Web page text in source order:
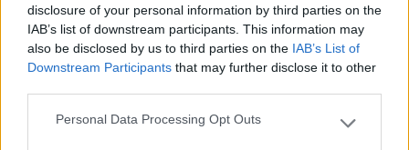
disclosure of your personal information by third parties on the
IAB’s list of downstream participants. This information may
also be disclosed by us to third parties on the IAB’s List of
Downstream Participants that may further disclose it to other
Please note that this website/app uses one or more Google
Personal Data Processing Opt Outs
centro. Ottima soluzione per visitare la città.
Accoglienza Posizione Prezzo Pulizia Trasporti
mauroscarpa